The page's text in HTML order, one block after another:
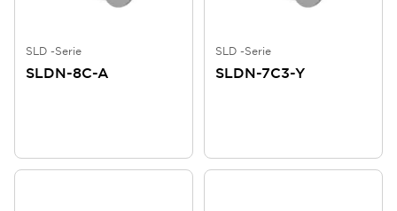
SLD -Serie
SLDN-8C-A
SLD -Serie
SLDN-7C3-Y